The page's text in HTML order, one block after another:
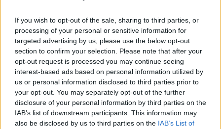
If you wish to opt-out of the sale, sharing to third parties, or
processing of your personal or sensitive information for
targeted advertising by us, please use the below opt-out
section to confirm your selection. Please note that after your
opt-out request is processed you may continue seeing
interest-based ads based on personal information utilized by
us or personal information disclosed to third parties prior to
your opt-out. You may separately opt-out of the further
disclosure of your personal information by third parties on the
IAB’s list of downstream participants. This information may
also be disclosed by us to third parties on the IAB’s List of
presa pentru „știri favorabile”
ad